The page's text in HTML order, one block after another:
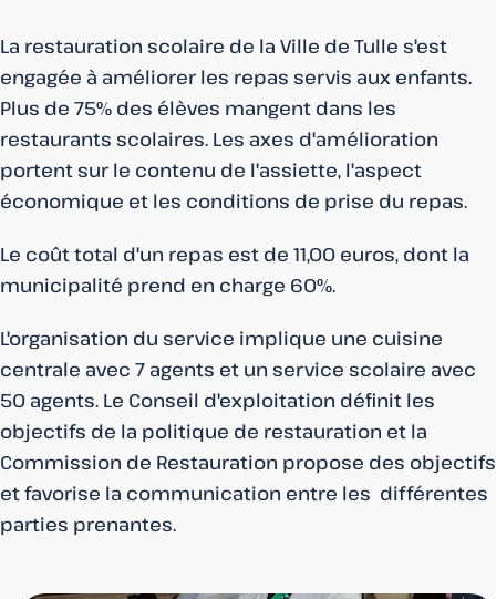
La restauration scolaire de la Ville de Tulle s'est
engagée à améliorer les repas servis aux enfants.
Plus de 75% des élèves mangent dans les
restaurants scolaires. Les axes d'amélioration
portent sur le contenu de l'assiette, l'aspect
économique et les conditions de prise du repas.
Le coût total d'un repas est de 11,00 euros, dont la
municipalité prend en charge 60%.
L'organisation du service implique une cuisine
centrale avec 7 agents et un service scolaire avec
50 agents. Le Conseil d'exploitation définit les
objectifs de la politique de restauration et la
Commission de Restauration propose des objectifs
et favorise la communication entre les différentes
parties prenantes.